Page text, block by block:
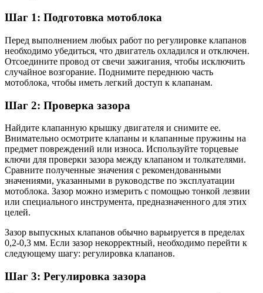
Шаг 1: Подготовка мотоблока
Перед выполнением любых работ по регулировке клапанов
необходимо убедиться, что двигатель охладился и отключен.
Отсоедините провод от свечи зажигания, чтобы исключить
случайное возгорание. Поднимите переднюю часть
мотоблока, чтобы иметь легкий доступ к клапанам.
Шаг 2: Проверка зазора
Найдите клапанную крышку двигателя и снимите ее.
Внимательно осмотрите клапаны и клапанные пружины на
предмет повреждений или износа. Используйте торцевые
ключи для проверки зазора между клапаном и толкателями.
Сравните полученные значения с рекомендованными
значениями, указанными в руководстве по эксплуатации
мотоблока. Зазор можно измерить с помощью тонкой лезвии
или специального инструмента, предназначенного для этих
целей.
Зазор выпускных клапанов обычно варьируется в пределах
0,2-0,3 мм. Если зазор некорректный, необходимо перейти к
следующему шагу: регулировка клапанов.
Шаг 3: Регулировка зазора